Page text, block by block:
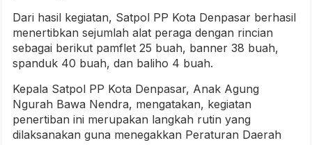
Dari hasil kegiatan, Satpol PP Kota Denpasar berhasil
menertibkan sejumlah alat peraga dengan rincian
sebagai berikut pamflet 25 buah, banner 38 buah,
spanduk 40 buah, dan baliho 4 buah.
Kepala Satpol PP Kota Denpasar, Anak Agung
Ngurah Bawa Nendra, mengatakan, kegiatan
penertiban ini merupakan langkah rutin yang
dilaksanakan guna menegakkan Peraturan Daerah